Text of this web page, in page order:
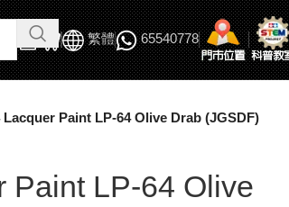
繁體 65540778
Lacquer Paint LP-64 Olive Drab (JGSDF)
Paint LP-64 Olive